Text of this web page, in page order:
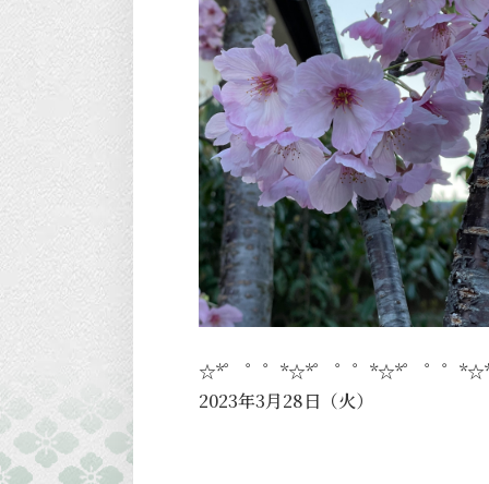
☆*゜ ゜゜*☆*゜ ゜゜*☆*゜ ゜゜
2023年3月28日（火）